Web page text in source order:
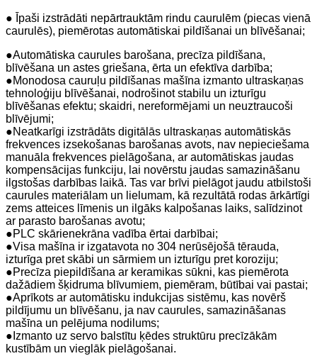
● Īpaši izstrādāti nepārtrauktām rindu caurulēm (piecas vienā
caurulēs), piemērotas automātiskai pildīšanai un blīvēšanai;
●Automātiska caurules barošana, precīza pildīšana,
blīvēšana un astes griešana, ērta un efektīva darbība;
●Monodosa cauruļu pildīšanas mašīna izmanto ultraskaņas
tehnoloģiju blīvēšanai, nodrošinot stabilu un izturīgu
blīvēšanas efektu; skaidri, nereformējami un neuztraucoši
blīvējumi;
●Neatkarīgi izstrādāts digitālās ultraskaņas automātiskās
frekvences izsekošanas barošanas avots, nav nepieciešama
manuāla frekvences pielāgošana, ar automātiskas jaudas
kompensācijas funkciju, lai novērstu jaudas samazināšanu
ilgstošas ​​darbības laikā. Tas var brīvi pielāgot jaudu atbilstoši
caurules materiālam un lielumam, kā rezultātā rodas ārkārtīgi
zems atteices līmenis un ilgāks kalpošanas laiks, salīdzinot
ar parasto barošanas avotu;
●PLC skārienekrāna vadība ērtai darbībai;
●Visa mašīna ir izgatavota no 304 nerūsējošā tērauda, ​​
izturīga pret skābi un sārmiem un izturīgu pret koroziju;
●Precīza piepildīšana ar keramikas sūkni, kas piemērota
dažādiem šķidruma blīvumiem, piemēram, būtībai vai pastai;
●Aprīkots ar automātisku indukcijas sistēmu, kas novērš
pildījumu un blīvēšanu, ja nav caurules, samazināšanas
mašīna un pelējuma nodilums;
● Izmanto uz servo balstītu ķēdes struktūru precīzākām
kustībām un vieglāk pielāgošanai.